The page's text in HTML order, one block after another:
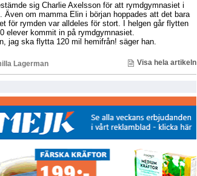
sig Charlie Axelsson för att rymdgymnasiet i
Även om mamma Elin i början hoppades att det bara
för rymden var alldeles för stort. I helgen går flytten
elever kommit in på rymdgymnasiet.
jag ska flytta 120 mil hemifrån! säger han.
Lagerman Visa hela artikeln